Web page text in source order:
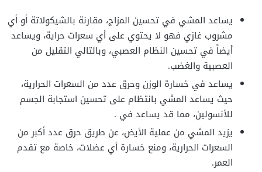
يساعد المشي في تحسين المزاج، مقارنة بالشيكولاتة أو أي
مشروب غازي فهو لا يحتوي على أي سعرات حراية، ويساعد
أيضاً في تحسين النظام العصبي، وبالتالي التقليل من
العصبية والغضب.
يساعد في خسارة الوزن وحرق عدد من السعرات الحرارية،
حيث يساعد المشي بانتظام على تحسين استجابة الجسم
للأنسولين، مما قد يساعد في .
يزيد المشي من عملية الأيض، عن طريق حرق عدد أكبر من
السعرات الحرارية، ومنع خسارة أي عضلات، خاصة مع تقدم
العمر.